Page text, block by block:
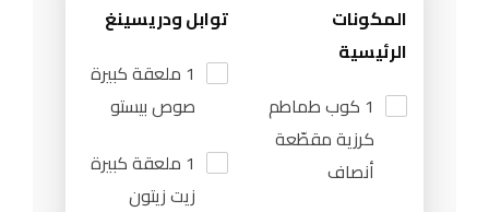
المكونات
الرئيسية
1 كوب طماطم
كرزية مقطّعة
أنصاف
توابل ودريسينغ
1 ملعقة كبيرة
صوص بيستو
1 ملعقة كبيرة
زيت زيتون